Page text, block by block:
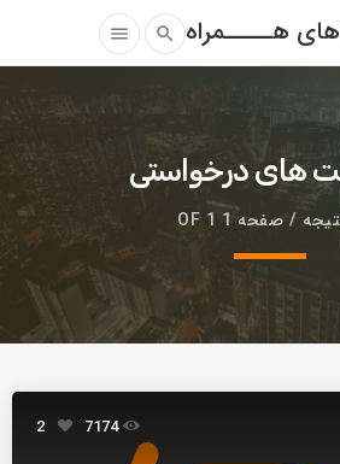
هـــــمراه search
menu
های درخواستی
7174